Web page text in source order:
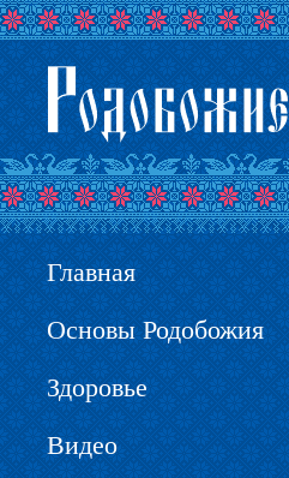
Главная
Основы Родобожия
Здоровье
Видео